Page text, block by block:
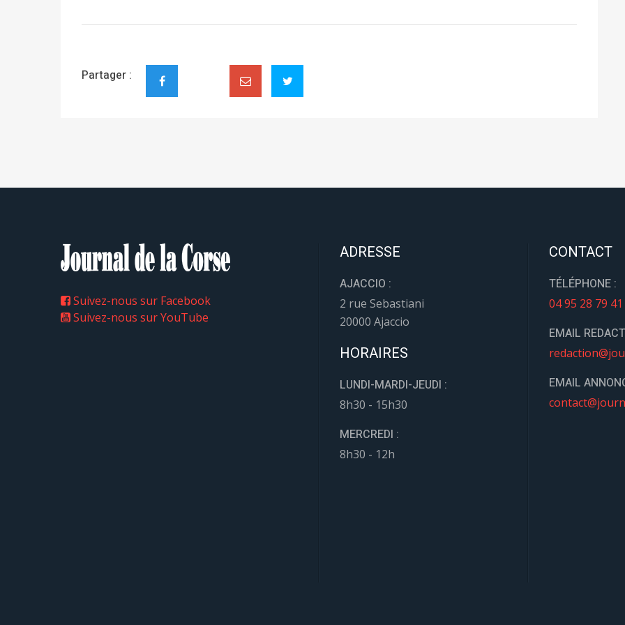
Partager :
Suivez-nous sur Facebook
Suivez-nous sur YouTube
ADRESSE
AJACCIO :
2 rue Sebastiani
20000 Ajaccio
HORAIRES
LUNDI-MARDI-JEUDI :
8h30 - 15h30
MERCREDI :
8h30 - 12h
CONTACT
TÉLÉPHONE :
04 95 28 79 41
EMAIL
EMAIL